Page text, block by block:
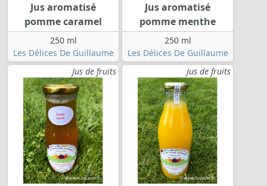
Jus aromatisé
pomme caramel
250 ml
Les Délices De Guillaume
Jus aromatisé
pomme menthe
250 ml
Les Délices De Guillaume
Jus de fruits
Jus de fruits